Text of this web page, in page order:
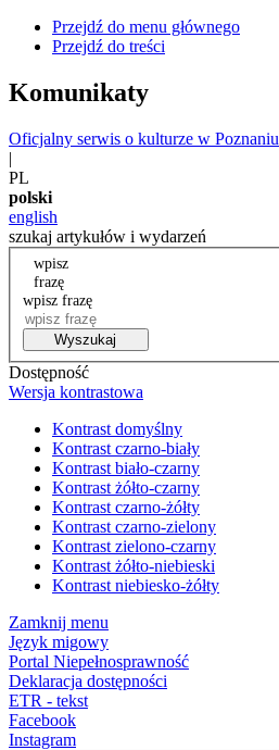
Przejdź do menu głównego
Przejdź do treści
Komunikaty
Oficjalny serwis o kulturze w Poznaniu
|
PL
polski
english
szukaj artykułów i wydarzeń
wpisz
frazę
wpisz frazę
Wyszukaj
Dostępność
Wersja kontrastowa
Kontrast domyślny
Kontrast czarno-biały
Kontrast biało-czarny
Kontrast żółto-czarny
Kontrast czarno-żółty
Kontrast czarno-zielony
Kontrast zielono-czarny
Kontrast żółto-niebieski
Kontrast niebiesko-żółty
Zamknij menu
Język migowy
Portal Niepełnosprawność
Deklaracja dostępności
ETR - tekst
Facebook
Instagram